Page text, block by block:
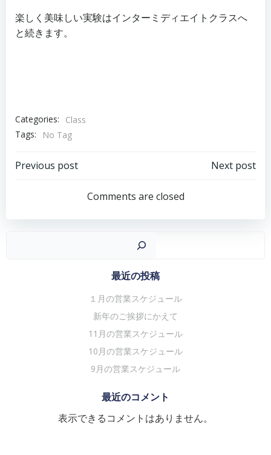
楽しく美味しい実験はインターミディエイトクラスへ
と続きます。
Categories:
Class
Tags:
No Tag
投
ビ
Previous post
ナ
ビ
ゲ
シ
ョ
ン
Next post
Comments are closed
最近の投稿
１月の営業スケジュール
新年のご挨拶にかえて
11月の営業スケジュール
10月の営業スケジュール
9月の営業スケジュール
最近のコメント
表示できるコメントはありません。